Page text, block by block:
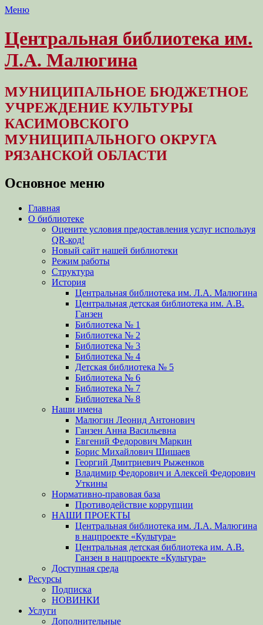
Меню
Центральная библиотека им.
Л.А. Малюгина
МУНИЦИПАЛЬНОЕ БЮДЖЕТНОЕ
УЧРЕЖДЕНИЕ КУЛЬТУРЫ
КАСИМОВСКОГО
МУНИЦИПАЛЬНОГО ОКРУГА
РЯЗАНСКОЙ ОБЛАСТИ
Основное меню
Перейти
содержимому
Главная
О библиотеке
Оцените условия предоставления услуг используя
QR-код!
Новый сайт нашей библиотеки
Режим работы
Структура
История
Центральная библиотека им. Л.А. Малюгина
Центральная детская библиотека им. А.В.
Ганзен
Библиотека № 1
Библиотека № 2
Библиотека № 3
Библиотека № 4
Детская библиотека № 5
Библиотека № 6
Библиотека № 7
Библиотека № 8
Наши имена
Малюгин Леонид Антонович
Ганзен Анна Васильевна
Евгений Федорович Маркин
Борис Михайлович Шишаев
Георгий Дмитриевич Рыженков
Владимир Федорович и Алексей Федорович
Уткины
Нормативно-правовая база
Противодействие коррупции
НАШИ ПРОЕКТЫ
Центральная библиотека им. Л.А. Малюгина
в нацпроекте «Культура»
Центральная детская библиотека им. А.В.
Ганзен в нацпроекте «Культура»
Доступная среда
Ресурсы
Подписка
НОВИНКИ
Услуги
Дополнительные